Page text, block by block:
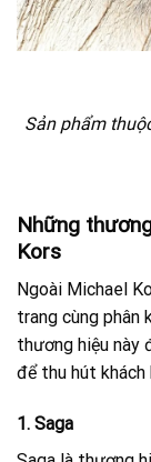
Sản phẩm
Những
Kors
Ngoài Michael
trang cùng phân
thương hiệu này
để thu hút khách
1. Saga